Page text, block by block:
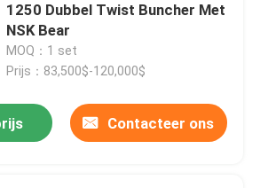
1250 Dubbel Twist Buncher Met
NSK Bear
MOQ：1 set
Prijs：83,500$-120,000$
Contacteer ons